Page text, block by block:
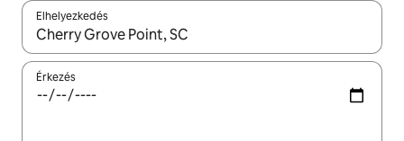
Elhelyezkedés
Az eredmények között a felfelé és a lefelé nyíllal
Érkezés